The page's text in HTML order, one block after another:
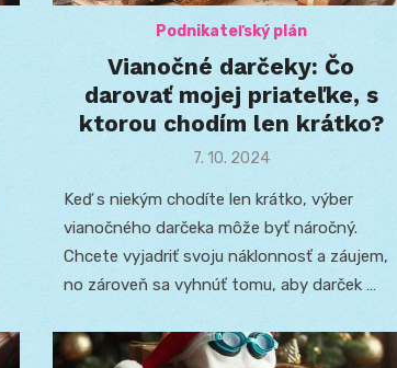
Podnikateľský plán
Vianočné darčeky: Čo
darovať mojej priateľke, s
ktorou chodím len krátko?
Posted
7. 10. 2024
Keď s niekým chodíte len krátko, výber
vianočného darčeka môže byť náročný.
Chcete vyjadriť svoju náklonnosť a záujem,
no zároveň sa vyhnúť tomu, aby darček …